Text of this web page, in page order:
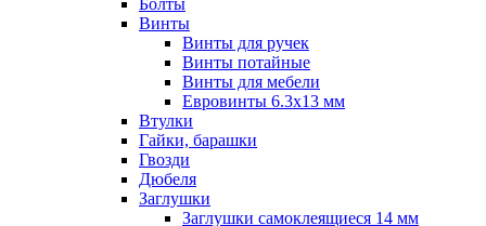
Винты
Винты для ручек
Винты потайные
Винты для мебели
Евровинты 6.3х13 мм
Втулки
Гайки, барашки
Гвозди
Дюбеля
Заглушки
Заглушки самоклеящиеся 14 мм